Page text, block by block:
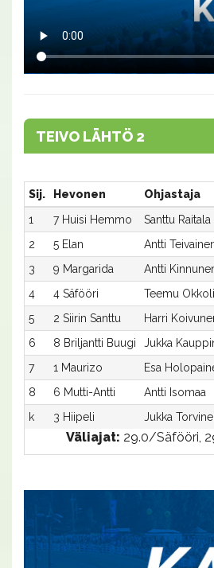
TEIVO LÄHTÖ 2
Sij. Hevonen Ohjastaja
1
7 Huisi Hemmo Santtu Raitala
2
5 Elan Antti
3
9 Margarida Antti
4
4 Säfööri Teemu
5
2 Siirin Santtu Harri
6
8 Briljantti Buugi Jukka
7
1 Maurizo Esa
8
6 Mutti-Antti Antti Isomaa
k
3 Hiipeli Jukka
Väliajat: 29.0/Säfööri,